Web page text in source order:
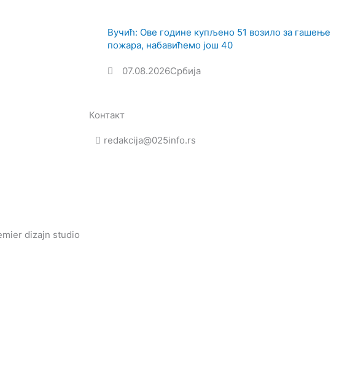
Вучић: Ове године купљено 51 возило за гашење
пожара, набавићемо још 40
07.08.2026Србија
Контакт
redakcija@025info.rs
dizajn studio